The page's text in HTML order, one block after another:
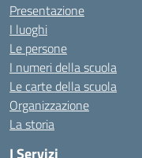
Presentazione
I luoghi
Le persone
I numeri della scuola
Le carte della scuola
Organizzazione
La storia
I Servizi